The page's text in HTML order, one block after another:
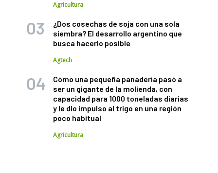
Agricultura
¿Dos cosechas de soja con una sola
siembra? El desarrollo argentino que
busca hacerlo posible
Agtech
Cómo una pequeña panadería pasó a
ser un gigante de la molienda, con
capacidad para 1000 toneladas diarias
y le dio impulso al trigo en una región
poco habitual
Agricultura